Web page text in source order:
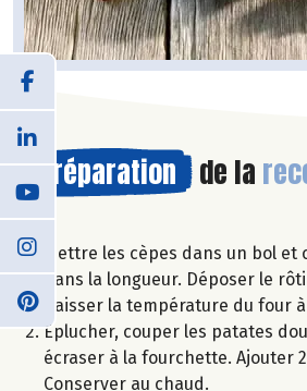
Préparation de la
Mettre les cèpes dans un bol
dans la longueur. Déposer le
Baisser la température du four
Eplucher, couper les patates
écraser à la fourchette. Ajouter
Conserver au chaud.